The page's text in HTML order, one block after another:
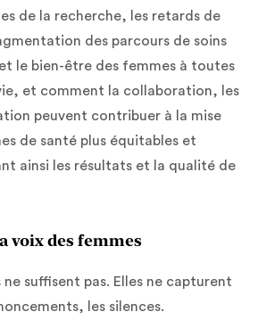
de la recherche, les retards de
des parcours de soins
le bien-être des femmes à toutes
et comment la collaboration, les
peuvent contribuer à la mise
de santé plus équitables et
ainsi les résultats et la qualité de
voix des femmes
ne suffisent pas. Elles ne capturent
les silences.